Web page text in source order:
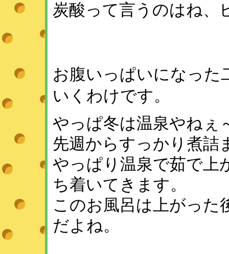
炭酸って言うのはね、
お腹いっぱいになった
いくわけです。
やっぱ冬は温泉やねぇ
先週からすっかり煮詰
やっぱり温泉で茹で上
ち着いてきます。
このお風呂は上がった
だよね。